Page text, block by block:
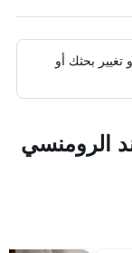
بحثك أو
الرومنسي